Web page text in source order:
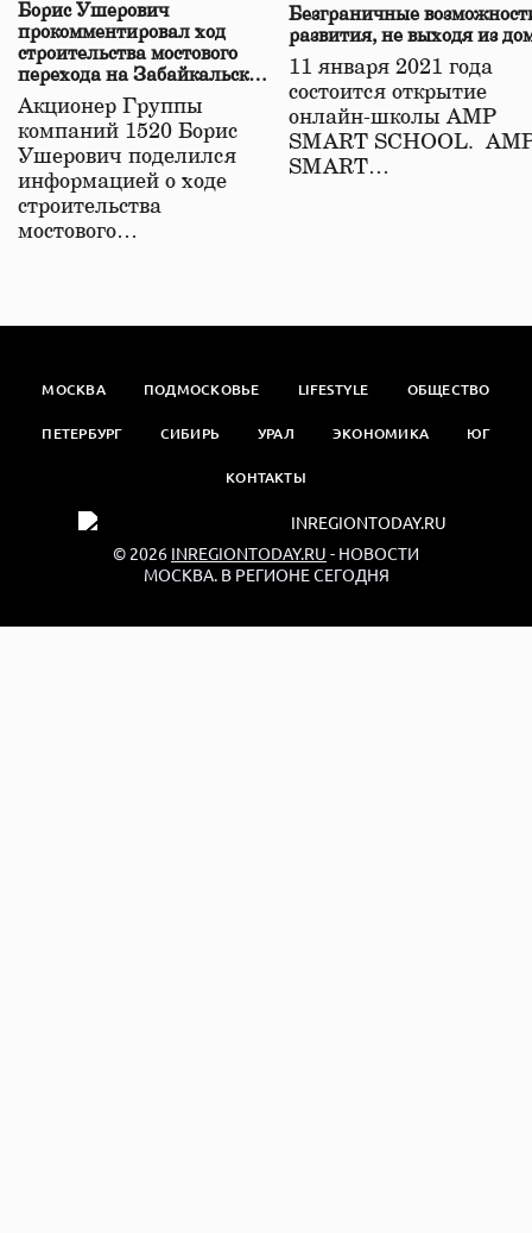
Борис Ушерович
прокомментировал ход
строительства мостового
перехода на Забайкальской
железной дороге
Акционер Группы
компаний 1520 Борис
Ушерович поделился
информацией о ходе
строительства
мостового…
Безграничные
развития, не выходя из
11 января 2021 года
состоится открытие
онлайн-школы АМР
SMART SCHOOL.
SMART…
МОСКВА ПОДМОСКОВЬЕ LIFESTYLE ОБЩЕСТВО
ПЕТЕРБУРГ СИБИРЬ УРАЛ ЭКОНОМИКА ЮГ
КОНТАКТЫ
© 2026 INREGIONTODAY.RU - НОВОСТИ
МОСКВА. В РЕГИОНЕ СЕГОДНЯ